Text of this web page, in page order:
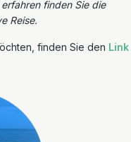
finden Sie die
Reise.
finden Sie den Link